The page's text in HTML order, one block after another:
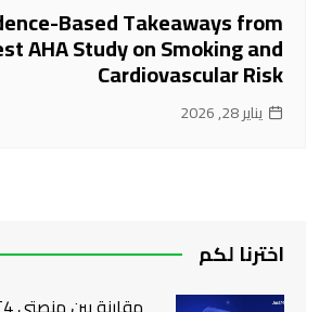
Based Takeaways from
AHA Study on Smoking and
Cardiovascular Risk
يناير 28, 2026
اخترنا لكم